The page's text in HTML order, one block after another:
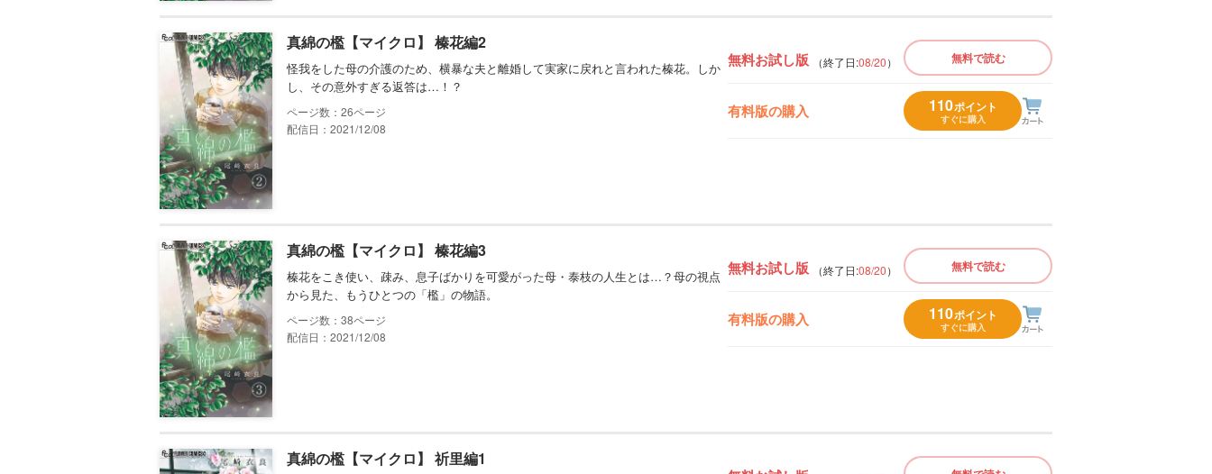
真綿の檻【マイクロ】 榛花編2
怪我をした母の介護のため、横暴な夫と離婚して実家に戻れと言われた榛花。しか
し、その意外すぎる返答は…！？
26
配信日：2021/12/08
無料お試し版 （終了日:08/20） 無料で読む
有料版の購入 110ポイント
すぐに購入
真綿の檻【マイクロ】 榛花編3
榛花をこき使い、疎み、息子ばかりを可愛がった母・泰枝の人生とは…？母の視点
から見た、もうひとつの「檻」の物語。
38
配信日：2021/12/08
無料お試し版 （終了日:08/20） 無料で読む
有料版の購入 110ポイント
すぐに購入
真綿の檻【マイクロ】 祈里編1